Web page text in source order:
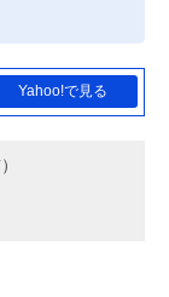
Yahoo!で見る